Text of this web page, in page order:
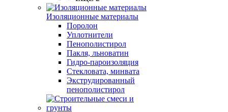
Изоляционные материалы
Поролон
Уплотнители
Пенополистирол
Пакля, льноватин
Гидро-пароизоляция
Стекловата, минвата
Экструдированный
пенополистирол